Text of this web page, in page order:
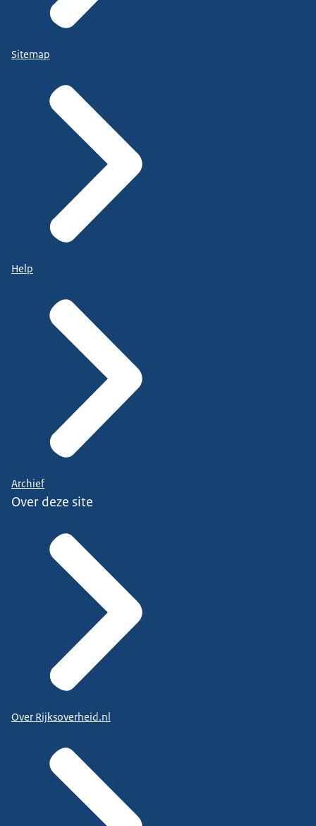
Sitemap
Help
Archief
Over deze site
Over Rijksoverheid.nl